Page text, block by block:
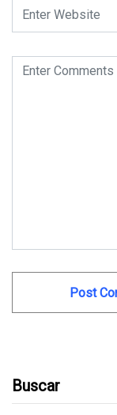
Buscar